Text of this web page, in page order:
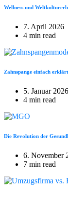
Wellness und
7. April 2026
4 min read
Zahnspange einfach
5. Januar 2026
4 min read
Die Revolution der
6. November
7 min read